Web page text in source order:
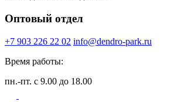
Оптовый отдел
+7 903 226 22 02 info@dendro-park.ru
Время работы:
пн.-пт. с 9.00 до 18.00